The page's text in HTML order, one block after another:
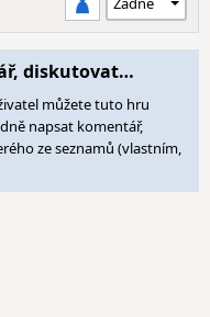
diskutovat…
můžete tuto hru
napsat komentář,
ze seznamů (vlastním,